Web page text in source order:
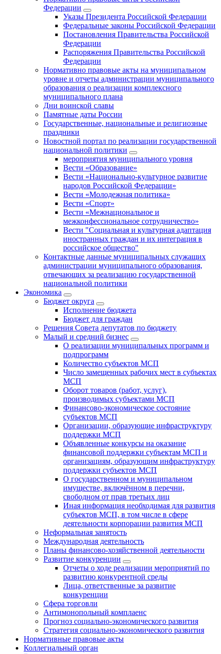
Федерации
Указы Президента Российской Федерации
Федеральные законы Российской Федерации
Постановления Правительства Российской
Федерации
Распоряжения Правительства Российской
Федерации
Нормативно правовые акты на муниципальном
уровне и отчеты администрации муниципального
образования о реализации комплексного
муниципального плана
Дни воинской славы
Памятные даты России
Государственные, национальные и религиозные
праздники
Новостной портал по реализации государственной
национальной политики
мероприятия муниципального уровня
Вести «Образование»
Вести «Национально-культурное развитие
народов Российской Федерации»
Вести «Молодежная политика»
Вести «Спорт»
Вести «Межнациональное и
межконфессиональное сотрудничество»
Вести "Социальная и культурная адаптация
иностранных граждан и их интеграция в
российское общество"
Контактные данные муниципальных служащих
администрации муниципального образования,
отвечающих за реализацию государственной
национальной политики
Экономика
Бюджет округa
Исполнение бюджета
Бюджет для граждан
Решения Совета депутатов по бюджету
Малый и средний бизнес
О реализации муниципальных программ и
подпрограмм
Количество субъектов МСП
Число замещенных рабочих мест в субъектах
МСП
Оборот товаров (работ, услуг),
производимых субъектами МСП
Финансово-экономическое состояние
субъектов МСП
Организации, образующие инфраструктуру
поддержки МСП
Объявленные конкурсы на оказание
финансовой поддержки субъектам МСП и
организациям, образующим инфраструктуру
поддержки субъектов МСП
О государственном и муниципальном
имуществе, включённом в перечни,
свободном от прав третьих лиц
Иная информация необходимая для развития
субъектов МСП, в том числе в сфере
деятельности корпорации развития МСП
Неформальная занятость
Международная деятельность
Планы финансово-хозяйственной деятельности
Развитие конкуренции
Отчеты о ходе реализации мероприятий по
развитию конкурентной среды
Лица, ответственные за развитие
конкуренции
Сфера торговли
Антимонопольный комплаенс
Прогноз социально-экономического развития
Стратегия социально-экономического развития
Нормативные правовые акты
Коллегиальный орган